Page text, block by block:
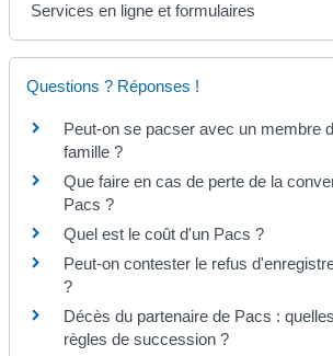
Services en ligne et formulaires
Questions ? Réponses !
Peut-on se pacser avec un membre
famille ?
Que faire en cas de perte de la
Pacs ?
Quel est le coût d'un Pacs ?
Peut-on contester le refus
?
Décès du partenaire de Pacs :
règles de succession ?